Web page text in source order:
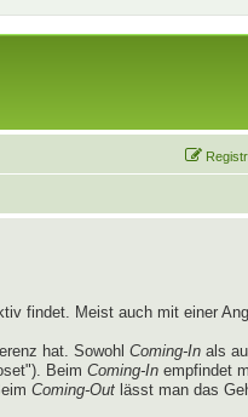
findet. Meist auch mit einer
hat. Sowohl Coming-In als
Beim Coming-In empfindet
Coming-Out lässt man das